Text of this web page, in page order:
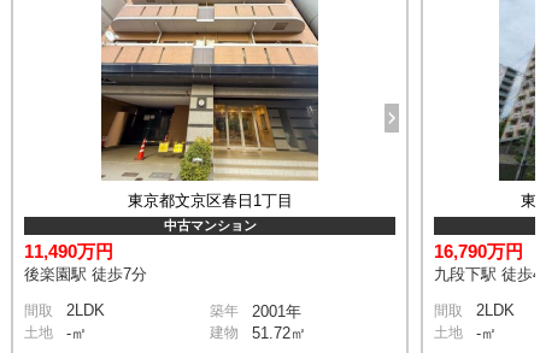
東京都文京区春日1丁目
中古マンション
11,490万円
後楽園駅 徒歩7分
間取 2LDK 築年 2001年
土地 -㎡ 建物 51.72㎡
東
16,790万円
九段下駅 徒歩
間取 2LDK
土地 -㎡